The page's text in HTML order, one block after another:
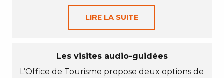
LIRE LA SUITE
Les visites audio-guidées
L’Office de Tourisme propose deux options de